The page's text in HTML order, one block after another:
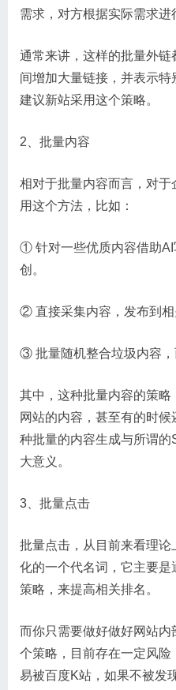
需求，对方根据实际需求进
通常来讲，这样的批量外
间增加大量链接，并表示
建议新站采用这个策略。
2、批量内容
相对于批量内容而言，对
用这个方法，比如：
① 针对一些优质内容借助
创。
② 直接采集内容，发布到相
③ 批量随机整合垃圾内容，
其中，这种批量内容的策
网站的内容，甚至有的时
种批量的内容生成与所谓
大意义。
3、批量点击
批量点击，从目前来看理
化的一个代名词，它主要
策略，来提高相关排名。
而你只需要做好做好网站
个策略，目前存在一定风
易被百度K站，如果不被发